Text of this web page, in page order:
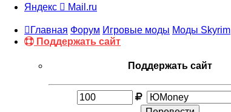
Яндекс
Mail.ru
Главная Форум Игровые моды Моды Skyrim
Поддержать сайт
Поддержать сайт